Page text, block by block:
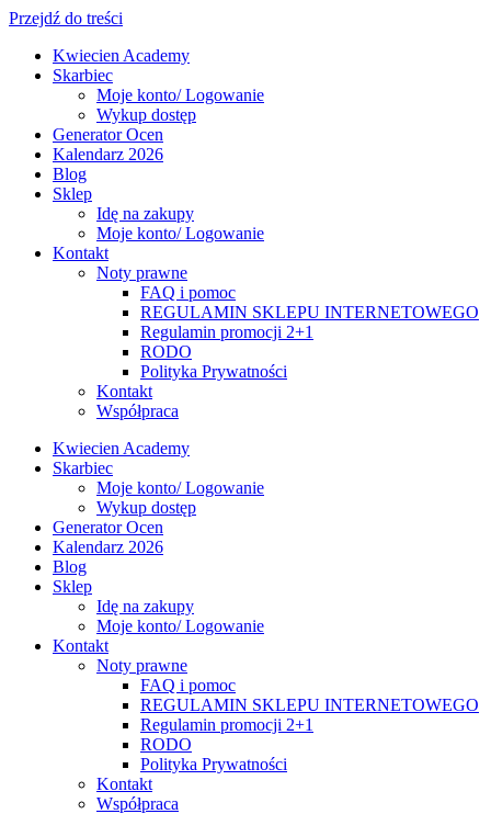
Przejdź do treści
Kwiecien Academy
Skarbiec
Moje konto/ Logowanie
Wykup dostęp
Generator Ocen
Kalendarz 2026
Blog
Sklep
Idę na zakupy
Moje konto/ Logowanie
Kontakt
Noty prawne
FAQ i pomoc
REGULAMIN SKLEPU INTERNETOWEGO
Regulamin promocji 2+1
RODO
Polityka Prywatności
Kontakt
Współpraca
Kwiecien Academy
Skarbiec
Moje konto/ Logowanie
Wykup dostęp
Generator Ocen
Kalendarz 2026
Blog
Sklep
Idę na zakupy
Moje konto/ Logowanie
Kontakt
Noty prawne
FAQ i pomoc
REGULAMIN SKLEPU INTERNETOWEGO
Regulamin promocji 2+1
RODO
Polityka Prywatności
Kontakt
Współpraca